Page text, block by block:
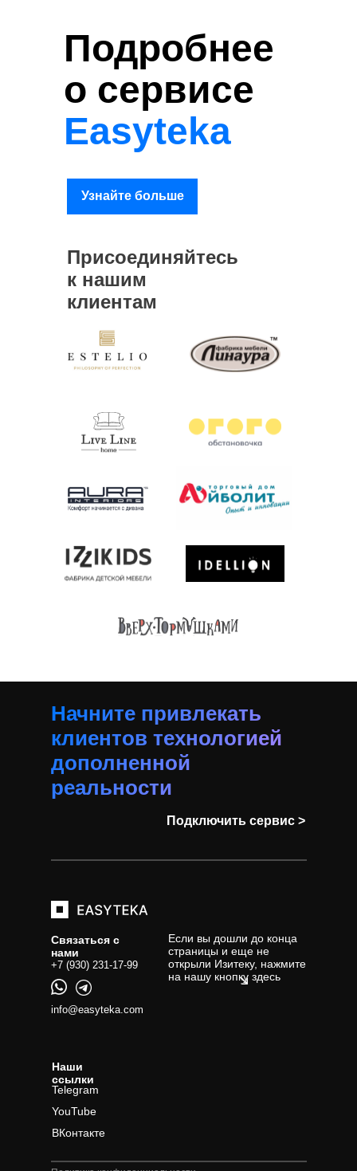
Подробнее
о сервисе
Easyteka
Узнайте больше
Присоединяйтесь
к нашим
клиентам
Начните привлекать
клиентов технологией
дополненной
реальности
Подключить сервис >
Связаться с
нами
+7 (930) 231-17-99
info@easyteka.com
Если вы дошли до конца
страницы и еще не
открыли Изитеку, нажмите
на нашу кнопку здесь
Наши
ссылки
Telegram
YouTube
ВКонтакте